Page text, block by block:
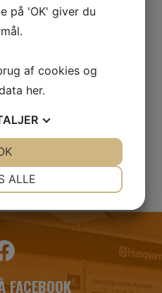
FACEBOOK
på 'OK' giver du
af cookies og
her.
STATISTIK
ALLE